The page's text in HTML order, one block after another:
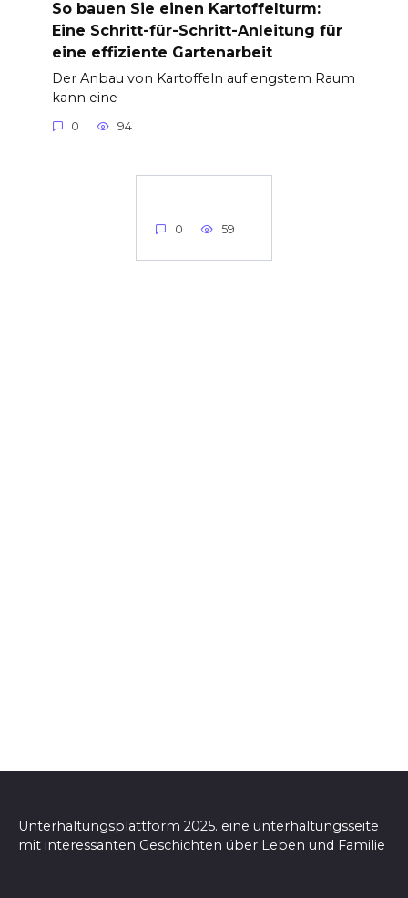
So bauen Sie einen Kartoffelturm:
Eine Schritt-für-Schritt-Anleitung für
eine effiziente Gartenarbeit
Der Anbau von Kartoffeln auf engstem Raum
kann eine
0 94
0 59
Unterhaltungsplattform 2025. eine unterhaltungsseite
mit interessanten Geschichten über Leben und Familie